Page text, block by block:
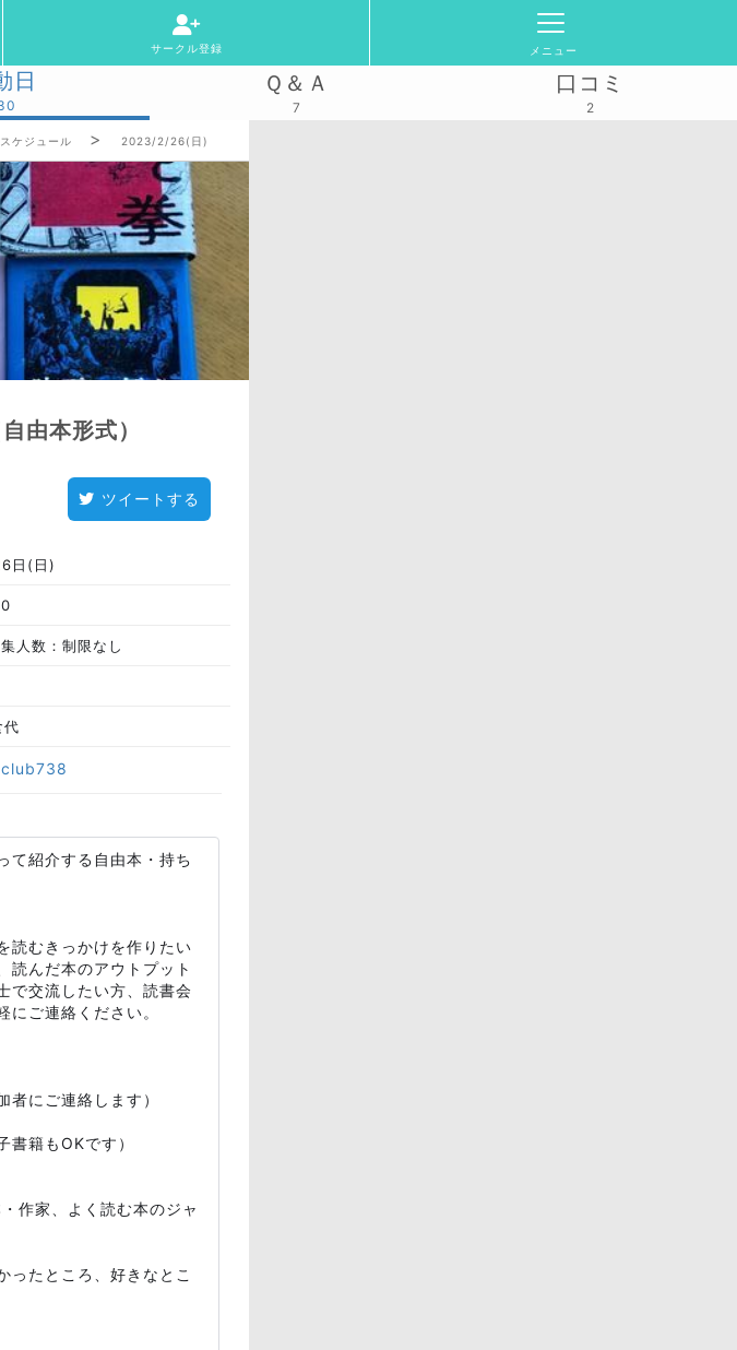
サークル登録 メニュー
日 Ｑ＆Ａ
7
口コミ
2
ケジュール 2023/2/26(日)
由本形式）
ツイートする
日(日)
人数：制限なし
代
て紹介する自由本・持ち
読むきっかけを作りたい
読んだ本のアウトプット
で交流したい方、読書会
にご連絡ください。
者にご連絡します）
書籍もOKです）
作家、よく読む本のジャ
ったところ、好きなとこ